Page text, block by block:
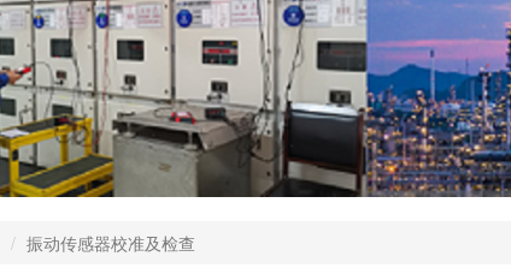
振动传感器校准及检查